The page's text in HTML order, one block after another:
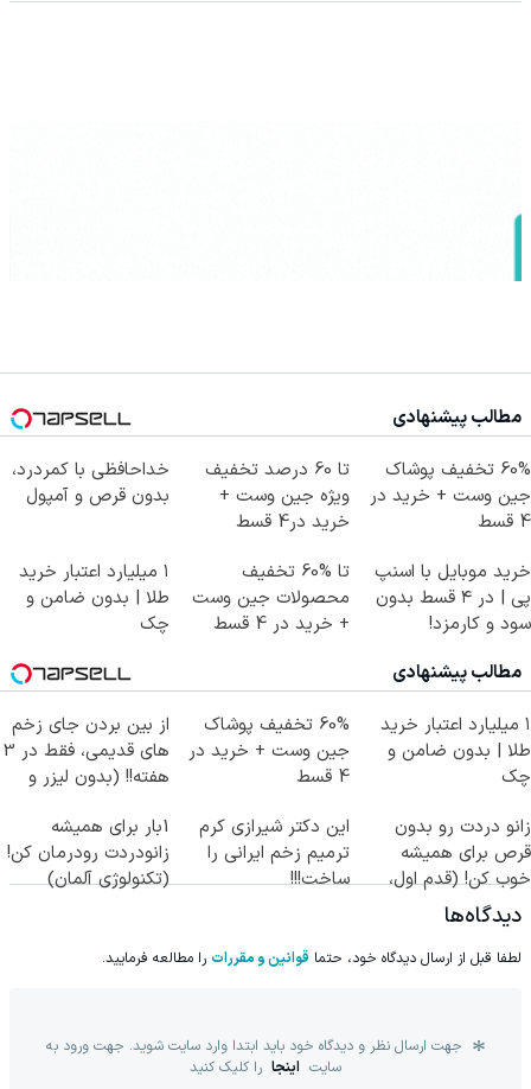
مطالب پیشنهادی
60% تخفیف پوشاک
جین وست + خرید در
4 قسط
تا 60 درصد تخفیف
ویژه جین وست +
خرید در4 قسط
خداحافظی با کمردرد،
بدون قرص و آمپول
خرید موبایل با اسنپ
پی | در ۴ قسط بدون
سود و کارمزد!
تا %60 تخفیف
محصولات جین وست
+ خرید در 4 قسط
۱ میلیارد اعتبار خرید
طلا | بدون ضامن و
چک
مطالب پیشنهادی
۱ میلیارد اعتبار خرید
طلا | بدون ضامن و
چک
60% تخفیف پوشاک
جین وست + خرید در
4 قسط
از بین بردن جای زخم
های قدیمی، فقط در 3
هفته!! (بدون لیزر و
زانو دردت رو بدون
قرص برای همیشه
خوب کن! (قدم اول،
پرسش‌نامه)
این دکتر شیرازی کرم
ترمیم زخم ایرانی را
ساخت!!!
1بار برای همیشه
زانودردت رودرمان کن!
(تکنولوژی آلمان)
دیدگاه‌ها
لطفا قبل از ارسال دیدگاه خود، حتما قوانین و مقررات را مطالعه فرمایید.
جهت ارسال نظر و دیدگاه خود باید ابتدا وارد سایت شوید. جهت ورود به
سایت اینجا را کلیک کنید